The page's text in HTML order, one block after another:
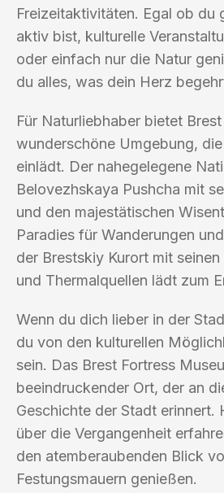
Freizeitaktivitäten. Egal ob du
aktiv bist, kulturelle
oder einfach nur die Natur
du alles, was dein Herz
Für Naturliebhaber bietet
wunderschöne Umgebung,
einlädt. Der nahegelegene
Belovezhskaya Pushcha mit
und den majestätischen
Paradies für Wanderungen
der Brestskiy Kurort mit seinen
und Thermalquellen lädt zum
Wenn du dich lieber in der
du von den kulturellen
sein. Das Brest Fortress
beeindruckender Ort, der an
Geschichte der Stadt erinnert.
über die Vergangenheit
den atemberaubenden Blick
Festungsmauern genießen.